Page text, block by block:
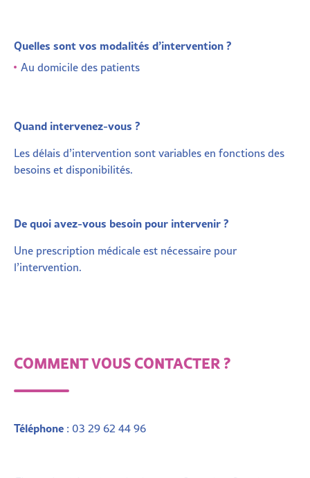
Quelles sont vos modalités d’intervention ?
Au domicile des patients
Quand intervenez-vous ?
Les délais d’intervention sont variables en fonctions des
besoins et disponibilités.
De quoi avez-vous besoin pour intervenir ?
Une prescription médicale est nécessaire pour
l’intervention.
COMMENT VOUS CONTACTER ?
Téléphone : 03 29 62 44 96